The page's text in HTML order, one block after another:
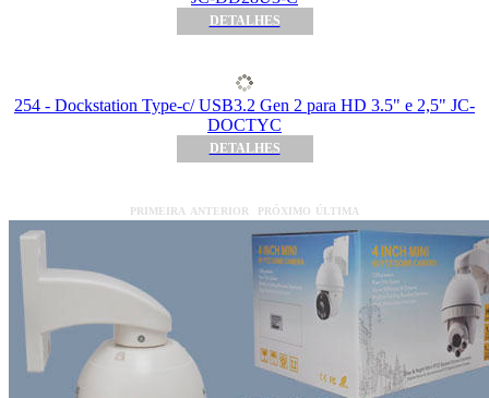
DETALHES
254 - Dockstation Type-c/ USB3.2 Gen 2 para HD 3.5" e 2,5" JC-
DOCTYC
DETALHES
PRIMEIRA ANTERIOR PRÓXIMO ÚLTIMA